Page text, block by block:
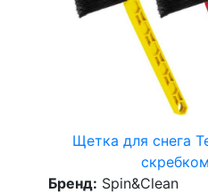
Щетка для снега
Бренд: Spin&Clean